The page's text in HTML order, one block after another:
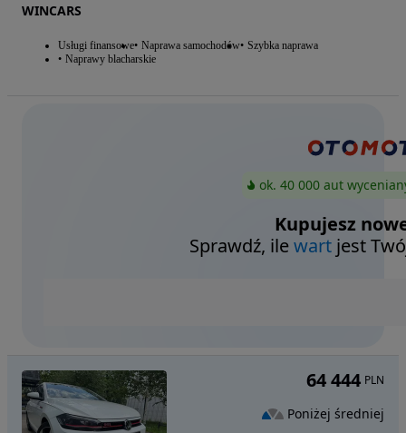
WINCARS
Usługi finansowe Naprawa samochodów Szybka naprawa
Naprawy blacharskie
ok. 40 000 aut
Kupujesz
Sprawdź, ilewart jest
64 444 PLN
Poniżej średniej